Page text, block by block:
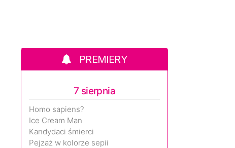
PREMIERY
7 sierpnia
Homo sapiens?
Ice Cream Man
Kandydaci śmierci
Pejzaż w kolorze sepii